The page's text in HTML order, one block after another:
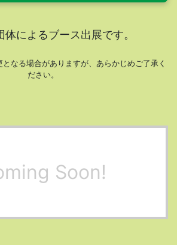
体によるブース出展です。
なる場合がありますが、あらかじめご了承く
ださい。
Soon!